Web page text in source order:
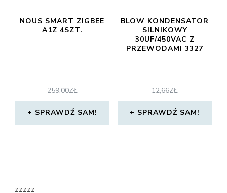
NOUS SMART ZIGBEE
A1Z 4SZT.
259,00ZŁ
SPRAWDŹ SAM!
BLOW KONDENSATOR
SILNIKOWY
30UF/450VAC Z
PRZEWODAMI 3327
12,66ZŁ
SPRAWDŹ SAM!
zzzzz